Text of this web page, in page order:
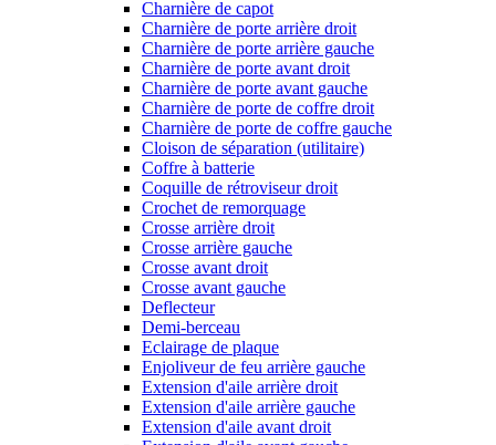
Charnière de capot
Charnière de porte arrière droit
Charnière de porte arrière gauche
Charnière de porte avant droit
Charnière de porte avant gauche
Charnière de porte de coffre droit
Charnière de porte de coffre gauche
Cloison de séparation (utilitaire)
Coffre à batterie
Coquille de rétroviseur droit
Crochet de remorquage
Crosse arrière droit
Crosse arrière gauche
Crosse avant droit
Crosse avant gauche
Deflecteur
Demi-berceau
Eclairage de plaque
Enjoliveur de feu arrière gauche
Extension d'aile arrière droit
Extension d'aile arrière gauche
Extension d'aile avant droit